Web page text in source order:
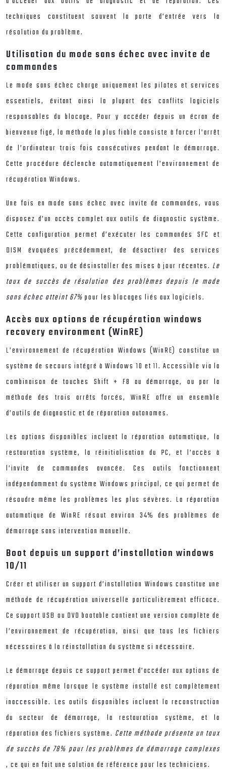
techniques constituent souvent la porte d’entrée vers la
résolution du problème.
Utilisation du mode sans échec avec invite de
commandes
Le mode sans échec charge uniquement les pilotes et services
essentiels, évitant ainsi la plupart des conflits logiciels
responsables du blocage. Pour y accéder depuis un écran de
bienvenue figé, la méthode la plus fiable consiste à forcer l’arrêt
de l’ordinateur trois fois consécutives pendant le démarrage.
Cette procédure déclenche automatiquement l’environnement de
récupération Windows.
Une fois en mode sans échec avec invite de commandes, vous
disposez d’un accès complet aux outils de diagnostic système.
Cette configuration permet d’exécuter les commandes SFC et
DISM évoquées précédemment, de désactiver des services
problématiques, ou de désinstaller des mises à jour récentes. Le
taux de succès de résolution des problèmes depuis le mode
sans échec atteint 67% pour les blocages liés aux logiciels.
Accès aux options de récupération windows
recovery environment (WinRE)
L’environnement de récupération Windows (WinRE) constitue un
système de secours intégré à Windows 10 et 11. Accessible via la
combinaison de touches Shift + F8 au démarrage, ou par la
méthode des trois arrêts forcés, WinRE offre un ensemble
d’outils de diagnostic et de réparation autonomes.
Les options disponibles incluent la réparation automatique, la
restauration système, la réinitialisation du PC, et l’accès à
l’invite de commandes avancée. Ces outils fonctionnent
indépendamment du système Windows principal, ce qui permet de
résoudre même les problèmes les plus sévères. La réparation
automatique de WinRE résout environ 34% des problèmes de
démarrage sans intervention manuelle.
Boot depuis un support d’installation windows
10/11
Créer et utiliser un support d’installation Windows constitue une
méthode de récupération universelle particulièrement efficace.
Ce support USB ou DVD bootable contient une version complète de
l’environnement de récupération, ainsi que tous les fichiers
nécessaires à la réinstallation du système si nécessaire.
Le démarrage depuis ce support permet d’accéder aux options de
réparation même lorsque le système installé est complètement
inaccessible. Les outils disponibles incluent la reconstruction
du secteur de démarrage, la restauration système, et la
réparation des fichiers système. Cette méthode présente un taux
de succès de 78% pour les problèmes de démarrage complexes
, ce qui en fait une solution de référence pour les techniciens.